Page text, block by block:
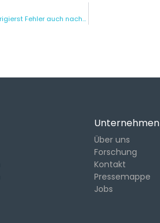
So verbesserst du die Audioqualität und korrigierst Fehler auch nach der Aufnahme
Unternehmen
Über uns
Forschung
Kontakt
Pressemappe
Jobs